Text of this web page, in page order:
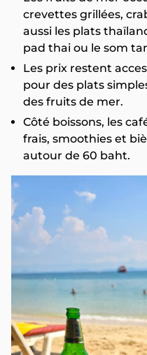
crevettes grillées,
aussi les plats
pad thai ou le som
Les prix restent
pour des plats
des fruits de mer.
Côté boissons, les
frais, smoothies et
autour de 60 baht.